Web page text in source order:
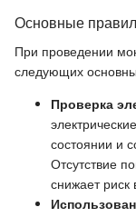
Основные
При проведении
следующих
Проверка
состоянии и
Отсутствие
снижает риск